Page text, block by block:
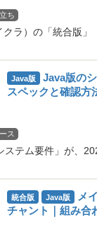
ち
クラ）の「統合版」
Java版
Java版の
スペックと確認方
ス
ステム要件」が、
統合版 Java版
メ
チャント｜組み合